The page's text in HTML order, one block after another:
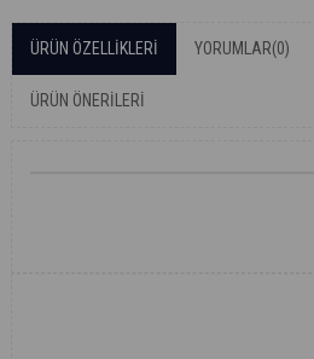
ÜRÜN ÖZELLIKLERI YORUMLAR(0)
ÜRÜN ÖNERILERI